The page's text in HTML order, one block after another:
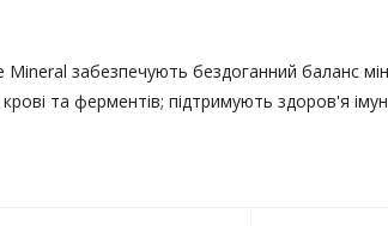
забезпечують бездоганний баланс
та ферментів; підтримують здоров'я